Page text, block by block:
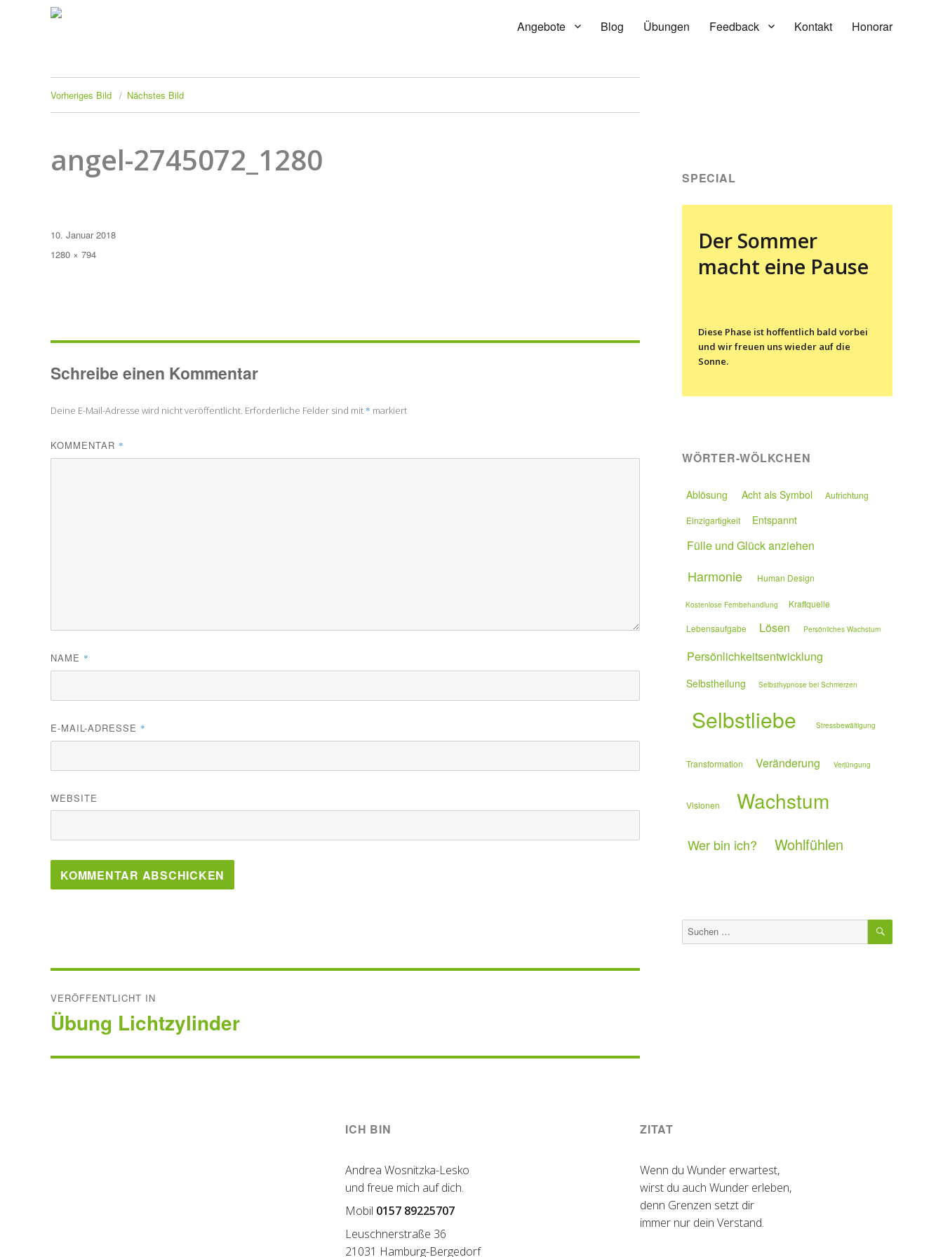
Angebote Blog Übungen Feedback Kontakt Honorar
Vorheriges Bild Nächstes Bild
angel-2745072_1280
Veröffentlicht
am
10. Januar 2018
Originalgröße
1280 × 794
Schreibe einen Kommentar
Deine E-Mail-Adresse wird nicht veröffentlicht. Erforderliche Felder sind mit * markiert
KOMMENTAR *
NAME *
E-MAIL-ADRESSE *
WEBSITE
VERÖFFENTLICHT IN
Übung Lichtzylinder
SPECIAL
Der Sommer
macht eine Pause
Diese Phase ist hoffentlich bald vorbei
und wir freuen uns wieder auf die
Sonne.
WÖRTER-WÖLKCHEN
Ablösung Acht als Symbol Aufrichtung
Einzigartigkeit Entspannt
Fülle und Glück anziehen
Harmonie Human Design
Kostenlose Fernbehandlung Kraftquelle
Lebensaufgabe Lösen Persönliches Wachstum
Persönlichkeitsentwicklung
Selbstheilung Selbsthypnose bei Schmerzen
Selbstliebe Stressbewältigung
Transformation Veränderung Verjüngung
Visionen Wachstum
Wer bin ich? Wohlfühlen
Suchen
nach:
SUCHEN
ICH BIN
Andrea Wosnitzka-Lesko
und freue mich auf dich.
Mobil 0157 89225707
Leuschnerstraße 36
21031 Hamburg-Bergedorf
ZITAT
Wenn du Wunder erwartest,
wirst du auch Wunder erleben,
denn Grenzen setzt dir
immer nur dein Verstand.